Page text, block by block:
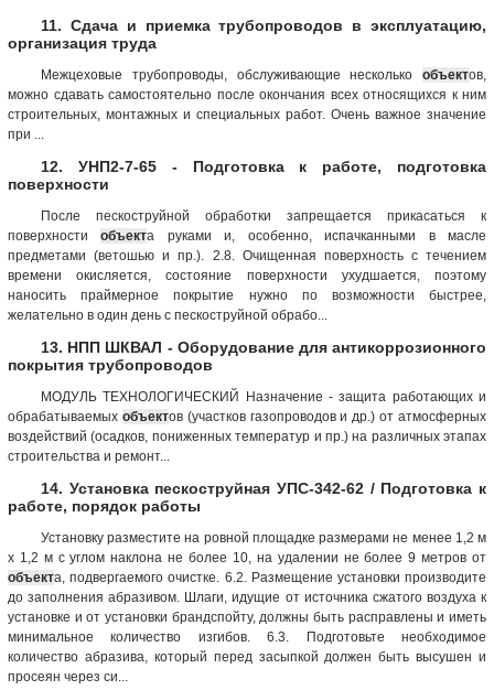
11. Сдача и приемка трубопроводов в эксплуатацию,
организация труда
Межцеховые трубопроводы, обслуживающие несколько объектов,
можно сдавать самостоятельно после окончания всех относящихся к ним
строительных, монтажных и специальных работ. Очень важное значение
при ...
12. УНП2-7-65 - Подготовка к работе, подготовка
поверхности
После пескоструйной обработки запрещается прикасаться к
поверхностиобъекта руками и, особенно, испачканными в масле
предметами (ветошью и пр.). 2.8. Очищенная поверхность с течением
времени окисляется, состояние поверхности ухудшается, поэтому
наносить праймерное покрытие нужно по возможности быстрее,
желательно в один день с пескоструйной обрабо...
13. НПП ШКВАЛ - Оборудование для антикоррозионного
покрытия трубопроводов
МОДУЛЬ ТЕХНОЛОГИЧЕСКИЙ Назначение - защита работающих и
обрабатываемых объектов (участков газопроводов и др.) от атмосферных
воздействий (осадков, пониженных температур и пр.) на различных этапах
строительства и ремонт...
14. Установка пескоструйная УПС-342-62 / Подготовка к
работе, порядок работы
Установку разместите на ровной площадке размерами не менее 1,2 м
х 1,2 м с углом наклона не более 10, на удалении не более 9 метров от
объекта, подвергаемого очистке. 6.2. Размещение установки производите
до заполнения абразивом. Шлаги, идущие от источника сжатого воздуха к
установке и от установки брандспойту, должны быть расправлены и иметь
минимальное количество изгибов. 6.3. Подготовьте необходимое
количество абразива, который перед засыпкой должен быть высушен и
просеян через си...